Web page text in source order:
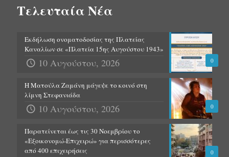
Τελευταία Νέα
0
Εκδήλωση ονοματοδοσίας της Πλατείας
Καναλίων σε «Πλατεία 15ης Αυγούστου 1943»
10 Αυγούστου, 2026
0
Η Ματούλα Ζαμάνη μάγεψε το κοινό στη
λίμνη Στεφανιάδα
10 Αυγούστου, 2026
0
Παρατείνεται έως τις 30 Νοεμβρίου το
«Εξοικονομώ-Επιχειρώ» για περισσότερες
από 400 επιχειρήσεις